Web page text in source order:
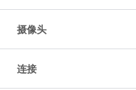
摄像头
连接